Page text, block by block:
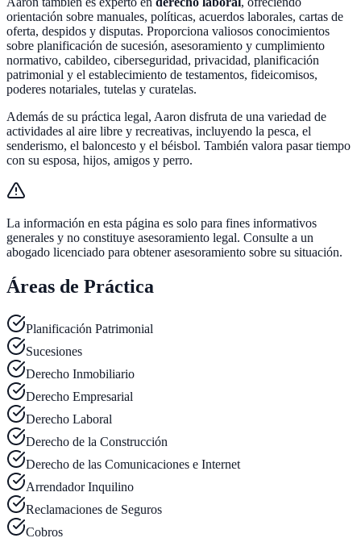
orientación sobre manuales, políticas, acuerdos laborales, cartas de
oferta, despidos y disputas. Proporciona valiosos conocimientos
sobre planificación de sucesión, asesoramiento y cumplimiento
normativo, cabildeo, ciberseguridad, privacidad, planificación
patrimonial y el establecimiento de testamentos, fideicomisos,
poderes notariales, tutelas y curatelas.
Además de su práctica legal, Aaron disfruta de una variedad de
actividades al aire libre y recreativas, incluyendo la pesca, el
senderismo, el baloncesto y el béisbol. También valora pasar tiempo
con su esposa, hijos, amigos y perro.
La información en esta página es solo para fines informativos
generales y no constituye asesoramiento legal. Consulte a un
abogado licenciado para obtener asesoramiento sobre su situación.
Áreas de Práctica
Planificación Patrimonial
Sucesiones
Derecho Inmobiliario
Derecho Empresarial
Derecho Laboral
Derecho de la Construcción
Derecho de las Comunicaciones e Internet
Arrendador Inquilino
Reclamaciones de Seguros
Cobros